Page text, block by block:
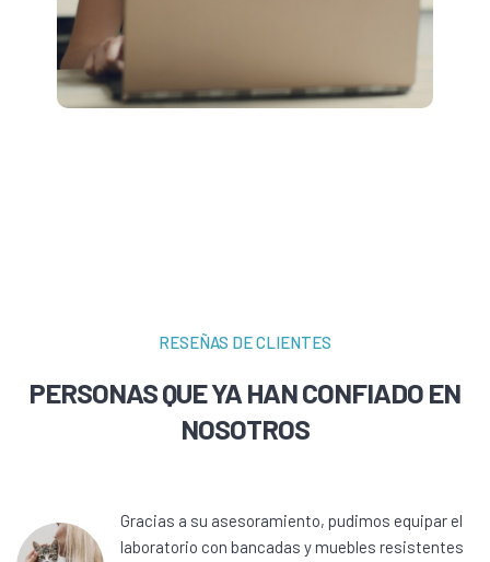
RESEÑAS DE CLIENTES
PERSONAS QUE YA HAN CONFIADO EN
NOSOTROS
Gracias a su asesoramiento, pudimos equipar el
laboratorio con bancadas y muebles resistentes